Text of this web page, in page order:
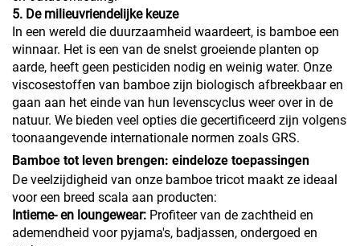
5. De milieuvriendelijke keuze
In een wereld die duurzaamheid waardeert, is bamboe een
winnaar. Het is een van de snelst groeiende planten op
aarde, heeft geen pesticiden nodig en weinig water. Onze
viscosestoffen van bamboe zijn biologisch afbreekbaar en
gaan aan het einde van hun levenscyclus weer over in de
natuur. We bieden veel opties die gecertificeerd zijn volgens
toonaangevende internationale normen zoals GRS.
Bamboe tot leven brengen: eindeloze toepassingen
De veelzijdigheid van onze bamboe tricot maakt ze ideaal
voor een breed scala aan producten:
Intieme- en loungewear: Profiteer van de zachtheid en
ademendheid voor pyjama's, badjassen, ondergoed en